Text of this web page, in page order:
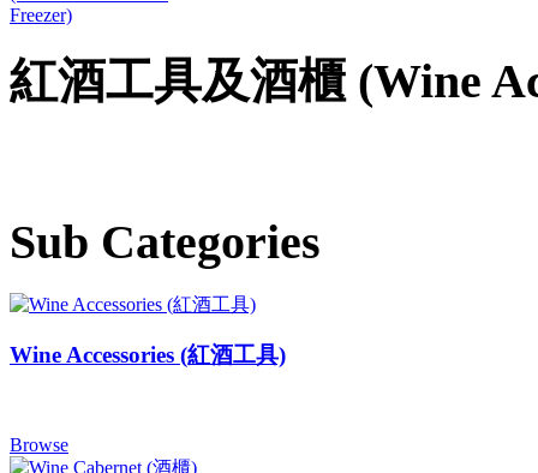
紅酒工具及酒櫃 (Wine
Sub Categories
Wine Accessories (紅酒工具)
Browse